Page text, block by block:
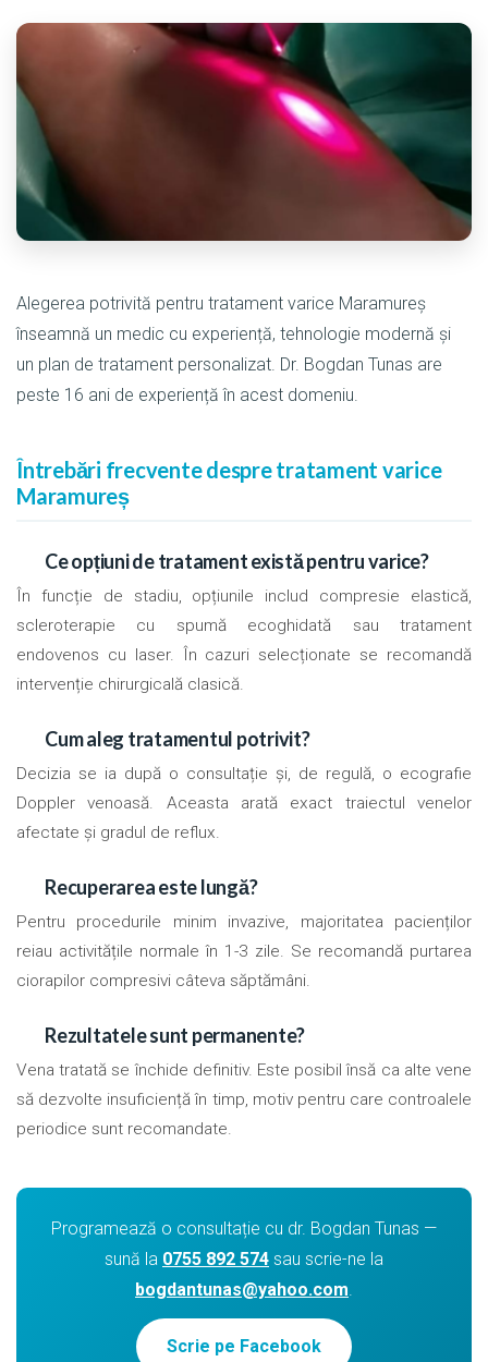
Alegerea potrivită pentru tratament varice Maramureș
înseamnă un medic cu experiență, tehnologie modernă și
un plan de tratament personalizat. Dr. Bogdan Tunas are
peste 16 ani de experiență în acest domeniu.
Întrebări frecvente despre tratament varice
Maramureș
Ce opțiuni de tratament există pentru varice?
În funcție de stadiu, opțiunile includ compresie elastică,
scleroterapie cu spumă ecoghidată sau tratament
endovenos cu laser. În cazuri selecționate se recomandă
intervenție chirurgicală clasică.
Cum aleg tratamentul potrivit?
Decizia se ia după o consultație și, de regulă, o ecografie
Doppler venoasă. Aceasta arată exact traiectul venelor
afectate și gradul de reflux.
Recuperarea este lungă?
Pentru procedurile minim invazive, majoritatea pacienților
reiau activitățile normale în 1-3 zile. Se recomandă purtarea
ciorapilor compresivi câteva săptămâni.
Rezultatele sunt permanente?
Vena tratată se închide definitiv. Este posibil însă ca alte vene
să dezvolte insuficiență în timp, motiv pentru care controalele
periodice sunt recomandate.
Programează o consultație cu dr. Bogdan Tunas —
sună la 0755 892 574 sau scrie-ne la
bogdantunas@yahoo.com.
Scrie pe Facebook